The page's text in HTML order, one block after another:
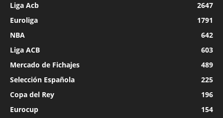
Liga Acb
2647
Euroliga
1791
NBA
642
Liga ACB
603
Mercado de Fichajes
489
Selección Española
225
Copa del Rey
196
Eurocup
154